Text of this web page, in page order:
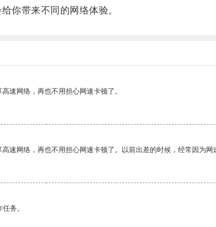
你带来不同的网络体验。
速网络，再也不用担心网速卡顿了。
网络，再也不用担心网速卡顿了。以前出差的时候，经常因为
务。